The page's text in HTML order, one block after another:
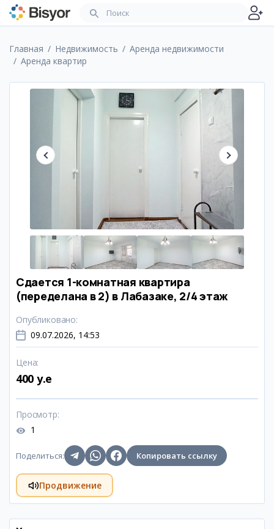
Главная Недвижимость
Аренда недвижимости
Аренда квартир
Сдается 1-комнатная квартира
(переделана в 2) в Лабазаке, 2/4 этаж
Опубликовано:
09.07.2026, 14:53
Цена:
400 y.e
Просмотр:
1
Поделиться: Копировать ссылку
Продвижение